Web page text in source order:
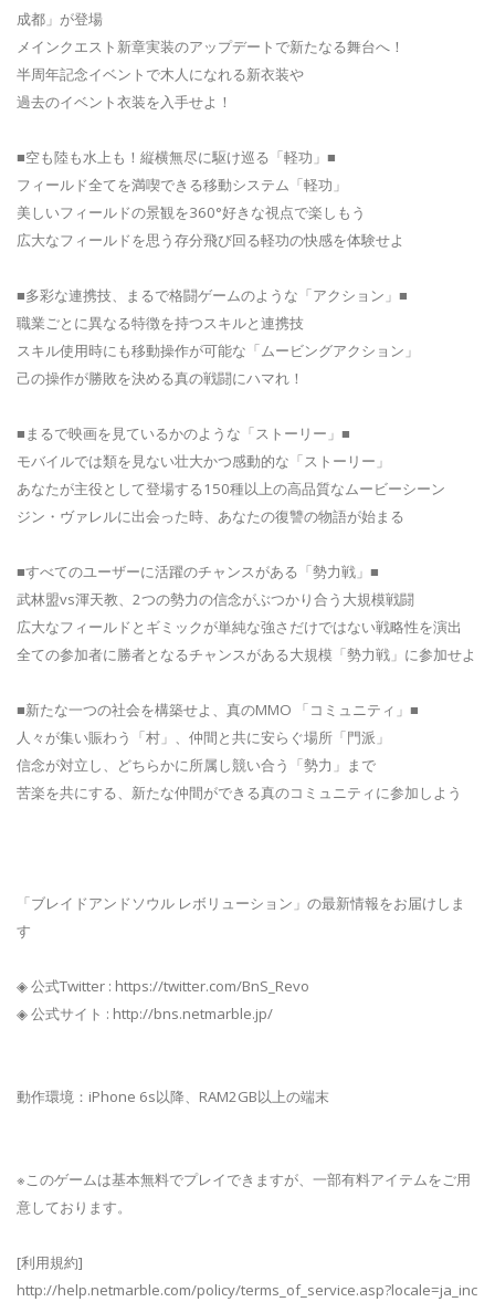
成都」が登場
メインクエスト新章実装のアップデートで新たなる舞台へ！
半周年記念イベントで木人になれる新衣装や
過去のイベント衣装を入手せよ！
■空も陸も水上も！縦横無尽に駆け巡る「軽功」■
フィールド全てを満喫できる移動システム「軽功」
美しいフィールドの景観を360°好きな視点で楽しもう
広大なフィールドを思う存分飛び回る軽功の快感を体験せよ
■多彩な連携技、まるで格闘ゲームのような「アクション」■
職業ごとに異なる特徴を持つスキルと連携技
スキル使用時にも移動操作が可能な「ムービングアクション」
己の操作が勝敗を決める真の戦闘にハマれ！
■まるで映画を見ているかのような「ストーリー」■
モバイルでは類を見ない壮大かつ感動的な「ストーリー」
あなたが主役として登場する150種以上の高品質なムービーシーン
ジン・ヴァレルに出会った時、あなたの復讐の物語が始まる
■すべてのユーザーに活躍のチャンスがある「勢力戦」■
武林盟vs渾天教、2つの勢力の信念がぶつかり合う大規模戦闘
広大なフィールドとギミックが単純な強さだけではない戦略性を演出
全ての参加者に勝者となるチャンスがある大規模「勢力戦」に参加せよ
■新たな一つの社会を構築せよ、真のMMO 「コミュニティ」■
人々が集い賑わう「村」、仲間と共に安らぐ場所「門派」
信念が対立し、どちらかに所属し競い合う「勢力」まで
苦楽を共にする、新たな仲間ができる真のコミュニティに参加しよう
「ブレイドアンドソウル レボリューション」の最新情報をお届けしま
す
◈ 公式Twitter : https://twitter.com/BnS_Revo
◈ 公式サイト : http://bns.netmarble.jp/
動作環境：iPhone 6s以降、RAM2GB以上の端末
※このゲームは基本無料でプレイできますが、一部有料アイテムをご用
意しております。
[利用規約]
http://help.netmarble.com/policy/terms_of_service.asp?locale=ja_inc